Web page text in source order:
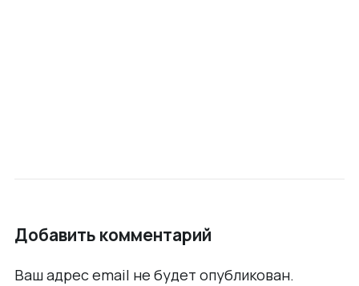
Добавить комментарий
Ваш адрес email не будет опубликован.